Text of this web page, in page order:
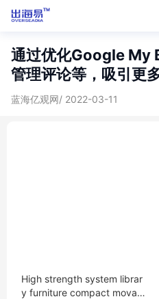
通过优化Google My
管理评论等，吸引更
蓝海亿观网/ 2022-03-11
High strength system librar
y furniture compact movabl